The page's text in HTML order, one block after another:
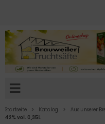
Startseite Katalog Aus unserer
42% vol. 0,35L